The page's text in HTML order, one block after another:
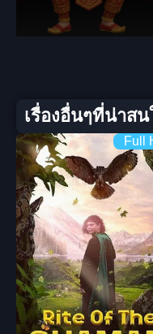
เรื่องอื่นๆที่น่าสน
Full